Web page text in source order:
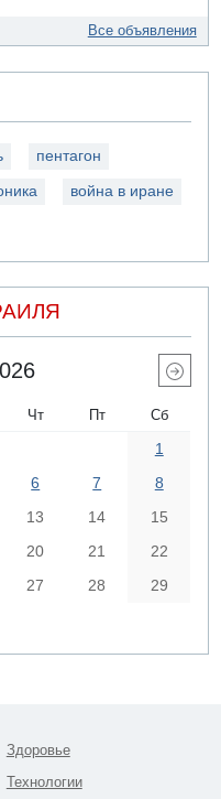
Все объявления
пентагон
война в иране
Чт Пт Сб
1
6 7
8
13 14
15
20 21
22
27 28
29
Здоровье
Технологии